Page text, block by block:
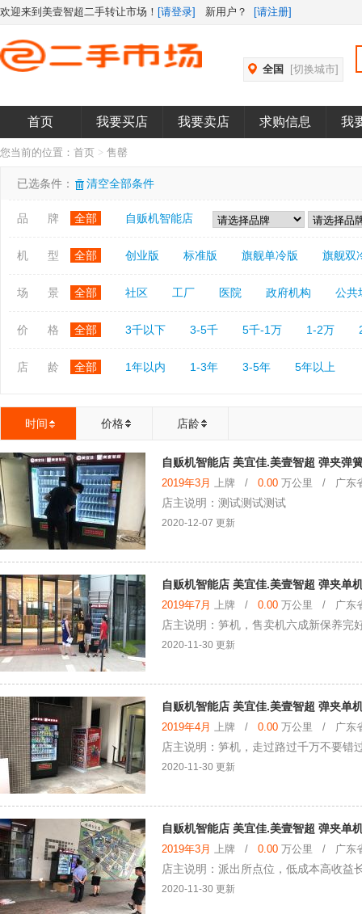
欢迎来到美壹智超二手转让市场！ [请登录] 新用户？ [请注册]
全国 [切换城市]
首页 我要买店 我要卖店 求购信息 我
您当前的位置： 首页 > 售罄
已选条件： 清空全部条件
品 牌 全部 自贩机智能店
机 型 全部 创业版 标准版 旗舰单冷版 旗舰双
场 景 全部 社区 工厂 医院 政府机构 公共
价 格 全部 3千以下 3-5千 5千-1万 1-2万
店 龄 全部 1年以内 1-3年 3-5年 5年以上
时间 价格 店龄
自贩机智能店 美宜佳.美壹智超 弹夹弹
2019年3月 上牌 / 0.00 万公里 / 广东省
店主说明：测试测试测试
2020-12-07 更新
自贩机智能店 美宜佳.美壹智超 弹夹单
2019年7月 上牌 / 0.00 万公里 / 广东省
店主说明：笋机，售卖机六成新保养完
2020-11-30 更新
自贩机智能店 美宜佳.美壹智超 弹夹单
2019年4月 上牌 / 0.00 万公里 / 广东省
店主说明：笋机，走过路过千万不要错
2020-11-30 更新
自贩机智能店 美宜佳.美壹智超 弹夹单
2019年3月 上牌 / 0.00 万公里 / 广东省
店主说明：派出所点位，低成本高收益
2020-11-30 更新